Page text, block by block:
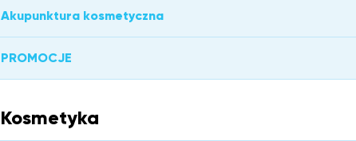
Akupunktura kosmetyczna
PROMOCJE
Kosmetyka